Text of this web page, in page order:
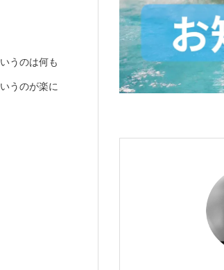
うのは何も
うのが楽に